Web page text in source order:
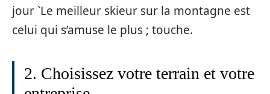
jour `Le meilleur skieur sur la montagne est
celui qui s’amuse le plus ; touche.
2. Choisissez votre terrain et votre